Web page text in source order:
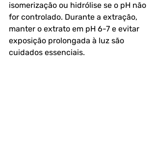
isomerização ou hidrólise se o pH não
for controlado. Durante a extração,
manter o extrato em pH 6-7 e evitar
exposição prolongada à luz são
cuidados essenciais.